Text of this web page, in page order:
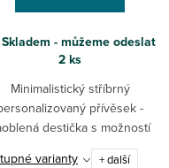
Skladem - můžeme odeslat
2 ks
Minimalistický stříbrný
přívěsek -
destička s možností
rytiny na vaše přání.
varianty + další